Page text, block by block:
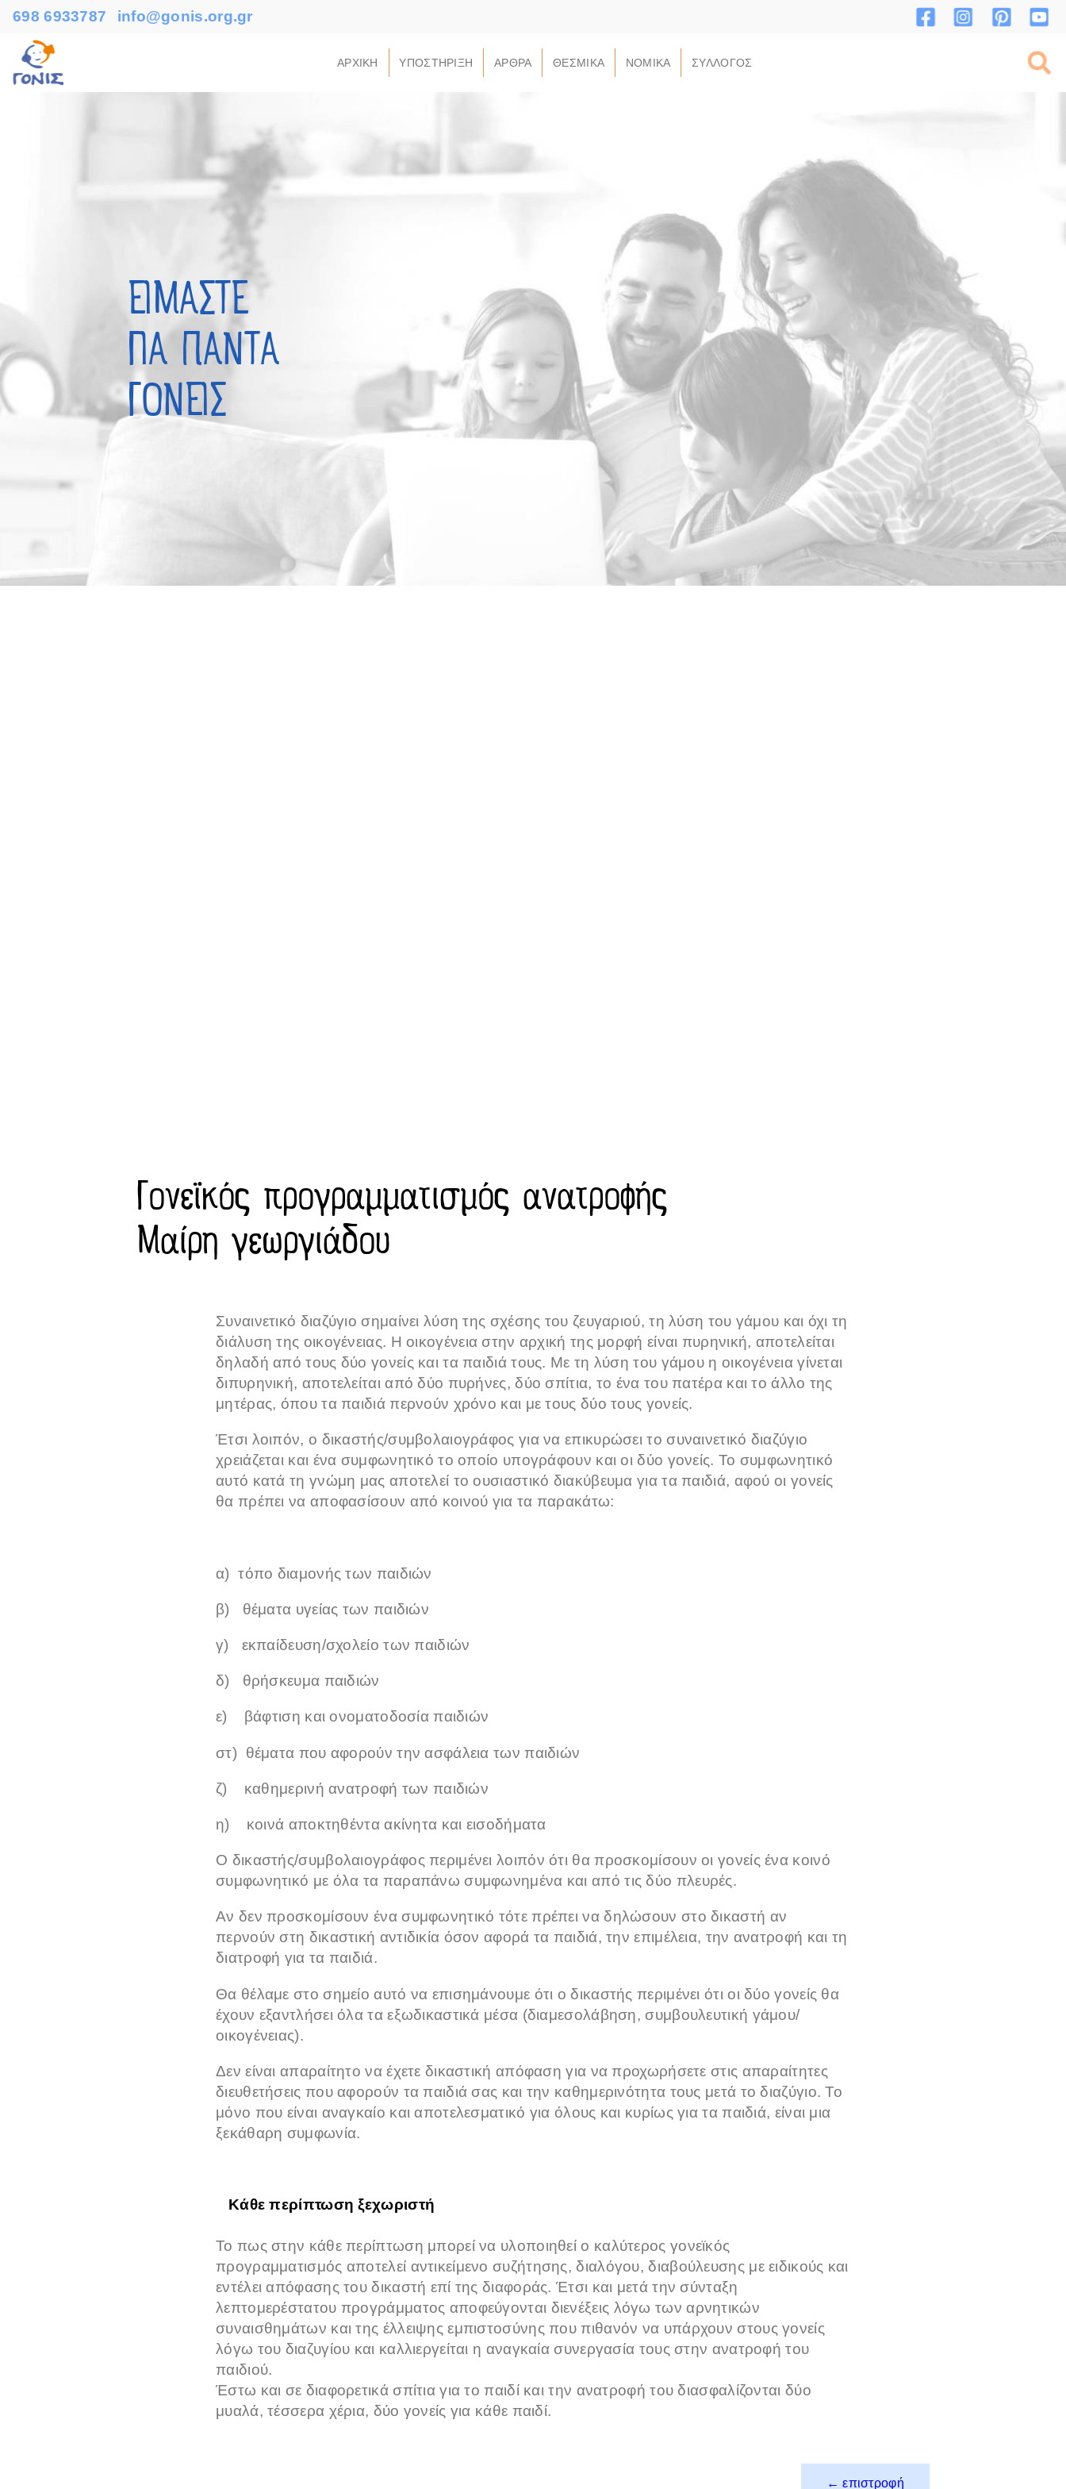
698 6933787 info@gonis.org.gr
ΑΡΧΙΚΗ ΥΠΟΣΤΗΡΙΞΗ ΑΡΘΡΑ ΘΕΣΜΙΚΑ ΝΟΜΙΚΑ ΣΥΛΛΟΓΟΣ
ΕΙΜΑΣΤΕ
ΓΙΑ ΠΑΝΤΑ
ΓΟΝΕΙΣ
Γονεϊκός προγραμματισμός ανατροφής
Μαίρη γεωργιάδου
Συναινετικό διαζύγιο σημαίνει λύση της σχέσης του ζευγαριού, τη λύση του γάμου και όχι τη
διάλυση της οικογένειας. Η οικογένεια στην αρχική της μορφή είναι πυρηνική, αποτελείται
δηλαδή από τους δύο γονείς και τα παιδιά τους. Με τη λύση του γάμου η οικογένεια γίνεται
διπυρηνική, αποτελείται από δύο πυρήνες, δύο σπίτια, το ένα του πατέρα και το άλλο της
μητέρας, όπου τα παιδιά περνούν χρόνο και με τους δύο τους γονείς.
Έτσι λοιπόν, ο δικαστής/συμβολαιογράφος για να επικυρώσει το συναινετικό διαζύγιο
χρειάζεται και ένα συμφωνητικό το οποίο υπογράφουν και οι δύο γονείς. Το συμφωνητικό
αυτό κατά τη γνώμη μας αποτελεί το ουσιαστικό διακύβευμα για τα παιδιά, αφού οι γονείς
θα πρέπει να αποφασίσουν από κοινού για τα παρακάτω:
α) τόπο διαμονής των παιδιών
β) θέματα υγείας των παιδιών
γ) εκπαίδευση/σχολείο των παιδιών
δ) θρήσκευμα παιδιών
ε) βάφτιση και ονοματοδοσία παιδιών
στ) θέματα που αφορούν την ασφάλεια των παιδιών
ζ) καθημερινή ανατροφή των παιδιών
η) κοινά αποκτηθέντα ακίνητα και εισοδήματα
Ο δικαστής/συμβολαιογράφος περιμένει λοιπόν ότι θα προσκομίσουν οι γονείς ένα κοινό
συμφωνητικό με όλα τα παραπάνω συμφωνημένα και από τις δύο πλευρές.
Αν δεν προσκομίσουν ένα συμφωνητικό τότε πρέπει να δηλώσουν στο δικαστή αν
περνούν στη δικαστική αντιδικία όσον αφορά τα παιδιά, την επιμέλεια, την ανατροφή και τη
διατροφή για τα παιδιά.
Θα θέλαμε στο σημείο αυτό να επισημάνουμε ότι ο δικαστής περιμένει ότι οι δύο γονείς θα
έχουν εξαντλήσει όλα τα εξωδικαστικά μέσα (διαμεσολάβηση, συμβουλευτική γάμου/
οικογένειας).
Δεν είναι απαραίτητο να έχετε δικαστική απόφαση για να προχωρήσετε στις απαραίτητες
διευθετήσεις που αφορούν τα παιδιά σας και την καθημερινότητα τους μετά το διαζύγιο. Το
μόνο που είναι αναγκαίο και αποτελεσματικό για όλους και κυρίως για τα παιδιά, είναι μια
ξεκάθαρη συμφωνία.
Κάθε περίπτωση ξεχωριστή
Το πως στην κάθε περίπτωση μπορεί να υλοποιηθεί ο καλύτερος γονεϊκός
προγραμματισμός αποτελεί αντικείμενο συζήτησης, διαλόγου, διαβούλευσης με ειδικούς και
εντέλει απόφασης του δικαστή επί της διαφοράς. Έτσι και μετά την σύνταξη
λεπτομερέστατου προγράμματος αποφεύγονται διενέξεις λόγω των αρνητικών
συναισθημάτων και της έλλειψης εμπιστοσύνης που πιθανόν να υπάρχουν στους γονείς
λόγω του διαζυγίου και καλλιεργείται η αναγκαία συνεργασία τους στην ανατροφή του
παιδιού.
Έστω και σε διαφορετικά σπίτια για το παιδί και την ανατροφή του διασφαλίζονται δύο
μυαλά, τέσσερα χέρια, δύο γονείς για κάθε παιδί.
← επιστροφή